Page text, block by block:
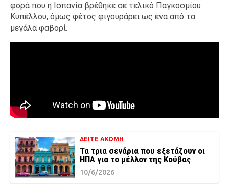
φορά που η Ισπανία βρέθηκε σε τελικό Παγκοσμίου
Κυπέλλου, όμως φέτος φιγουράρει ως ένα από τα
μεγάλα φαβορί.
ΔΕΙΤΕ ΑΚΟΜΗ
Τα τρια σενάρια που εξετάζουν οι
ΗΠΑ για το μέλλον της Κούβας
10/6/2026